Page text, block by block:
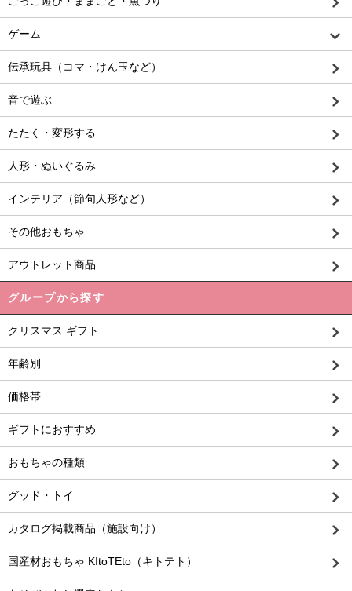
ゲーム
伝承玩具（コマ・けん玉など）
音で遊ぶ
たたく・変形する
人形・ぬいぐるみ
インテリア（節句人形など）
その他おもちゃ
アウトレット商品
グループから探す
クリスマス ギフト
年齢別
価格帯
ギフトにおすすめ
おもちゃの種類
グッド・トイ
カタログ掲載商品（施設向け）
国産材おもちゃ KItoTEto（キトテト）